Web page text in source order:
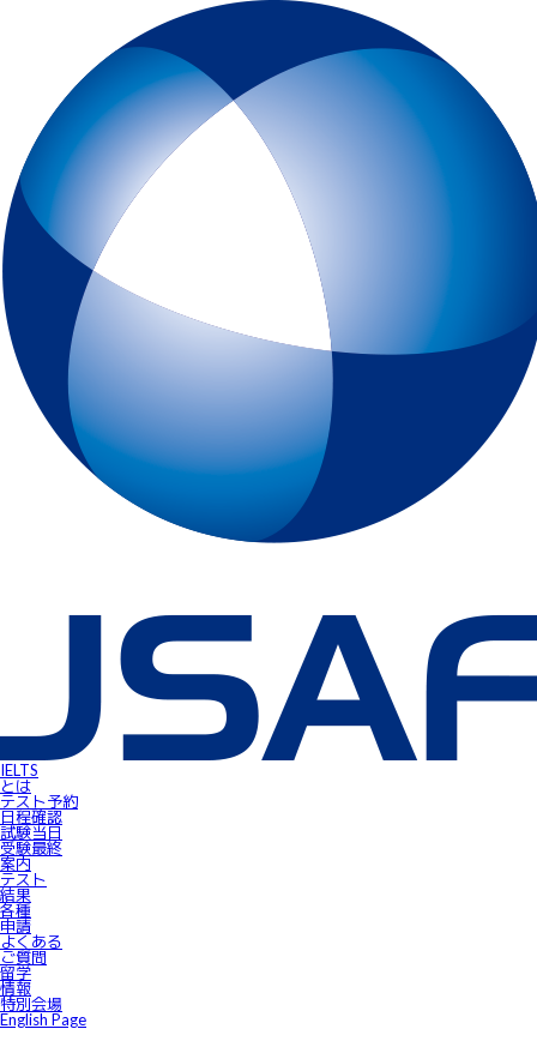
IELTS
とは
テスト予約
日程確認
試験当⽇
受験最終
案内
テスト
結果
各種
申請
よくある
ご質問
留学
情報
特別会場
English Page
トップページ
IELTSとは
初めてIELTSを受験する方
テスト予約
一般会場申込みページ
特別会場申込みページ
IELTS チャイルド・プロテクション・ポリシー（18歳未満の受験者対象
スピーキングテスト日時リクエスト
受験最終案内
各種申請
IELTSコンピューター版
IELTS One Skill Retake
チュートリアル動画
IELTS練習問題（コンピューター版）
キーボードと機能について
IELTSペーパー版
IELTS 練習問題（ペーパー版）
高校生の皆様へ
JSAF-IELTS 団体受験（特別会場実施）およびIELTSセミナー
IELTS推進校
JSAF-IELTS Academic Partner
IELTSティーチャー・トレーニング・コース
英語担当教員向け IELTS受験料助成制度
IELTSで移住・就職（ジェネラル・トレーニング・モジュールについて
IELTSのクオリティーと公平性の確保について
無料IELTSオンラインコース
James⼩⾕のIELTS必勝攻略㊙講座
IELTS Masterclass Webinar
ワンポイント・アドバイス動画
JSAF-IELTS Academic Supervisor
IELTSサクセスストーリー
IELTSオンラインセミナー
Prepare for IELTS
Book Your Test
Apply for IELTS at Public Venue
Request for Speaking Test Date/Time
Final Information
FAQ
Access
Results
IELTS東梅田｜JSAF-IELTS公式テストセンター 大阪（JP112）
IELTS京都｜JSAF-IELTS公式テストセンター 京都（JP112）
学部留学
語学留学